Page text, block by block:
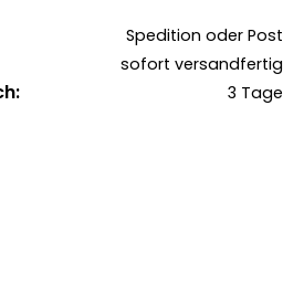
Spedition oder Post
sofort versandfertig
3 Tage